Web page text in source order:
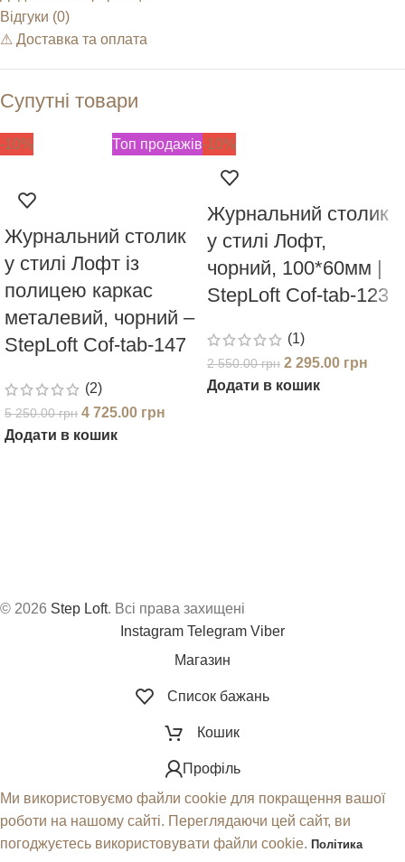
Відгуки (0)
⚠︎ Доставка та оплата
Супутні товари
-10% Топ продажів
Журнальний столик
у стилі Лофт із
полицею каркас
металевий, чорний –
StepLoft Cof-tab-147
(2)
5 250.00грн 4 725.00 грн
Додати в кошик
-10%
Журнальний столик
у стилі Лофт,
чорний, 100*60мм |
StepLoft Cof-tab-123
(1)
2 550.00грн 2 295.00 грн
Додати в кошик
© 2026 Step Loft. Всі права захищені
Instagram Telegram Viber
Магазин
Список бажань
Кошик
Профіль
Ми використовуємо файли cookie для покращення вашої
роботи на нашому сайті. Переглядаючи цей сайт, ви
погоджуєтесь використовувати файли cookie. Політика